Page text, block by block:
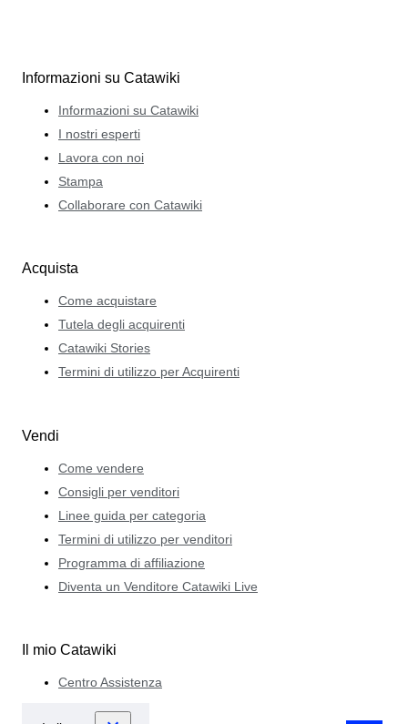
Informazioni su Catawiki
Informazioni su Catawiki
I nostri esperti
Lavora con noi
Stampa
Collaborare con Catawiki
Acquista
Come acquistare
Tutela degli acquirenti
Catawiki Stories
Termini di utilizzo per Acquirenti
Vendi
Come vendere
Consigli per venditori
Linee guida per categoria
Termini di utilizzo per venditori
Programma di affiliazione
Diventa un Venditore Catawiki Live
Il mio Catawiki
Centro Assistenza